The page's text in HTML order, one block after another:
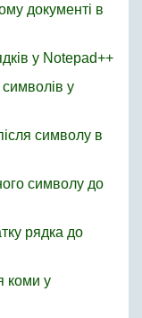
документі в
у Notepad++
символів у
символу в
символу до
рядка до
коми у